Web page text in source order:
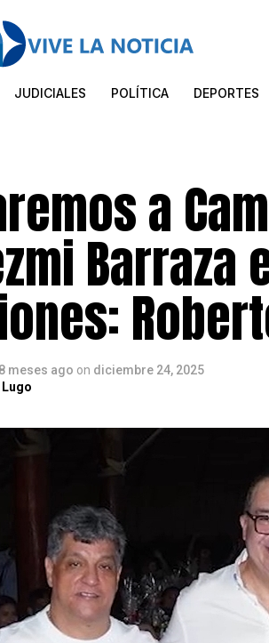
JUDICIALES POLÍTICA DEPORTES
a
Barraza
8 meses ago on diciembre 24, 2025
Lugo